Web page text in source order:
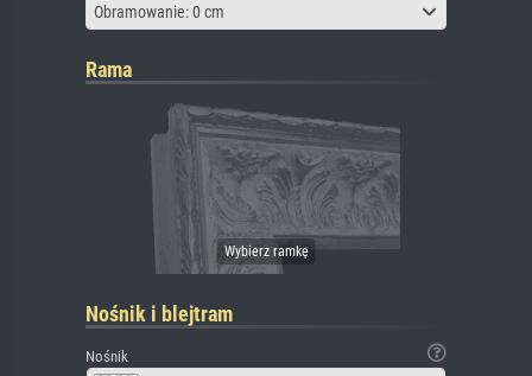
Obramowanie: 0 cm
Rama
Nośnik i blejtram
Nośnik